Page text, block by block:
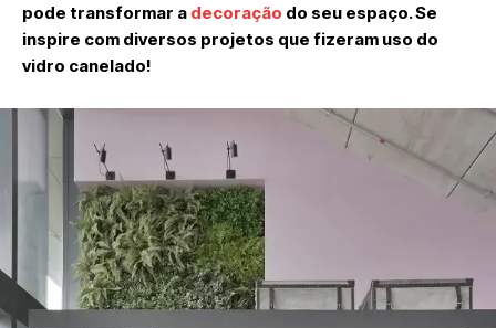
pode transformar a decoração do seu espaço. Se
inspire com diversos projetos que fizeram uso do
vidro canelado!